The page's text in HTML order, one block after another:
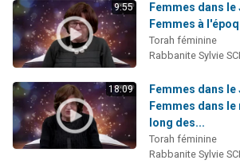
9:55
Femmes dans
Femmes à
Torah féminine
Rabbanite Sylvie
18:09
Femmes dans
Femmes dans
long des...
Torah féminine
Rabbanite Sylvie